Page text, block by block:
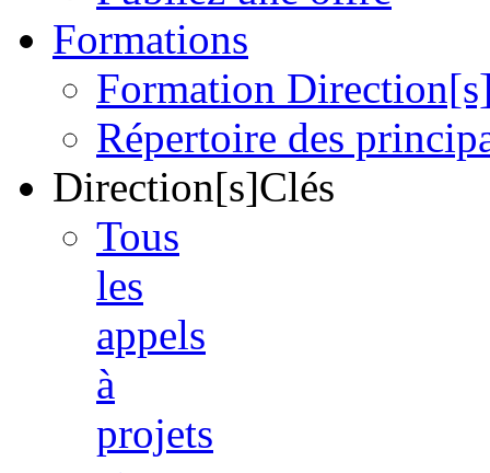
Formations
Formation
Répertoire des
Direction[s]Clés
Tous
les
appels
à
projets